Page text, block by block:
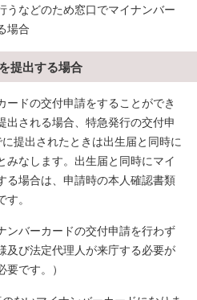
うなどのため窓口でマイナンバー
場合
提出する場合
ードの交付申請をすることができ
出される場合、特急発行の交付申
提出されたときは出生届と同時に
みなします。出生届と同時にマイ
る場合は、申請時の本人確認書類
。
バーカードの交付申請を行わず
及び法定代理人が来庁する必要が
です。）